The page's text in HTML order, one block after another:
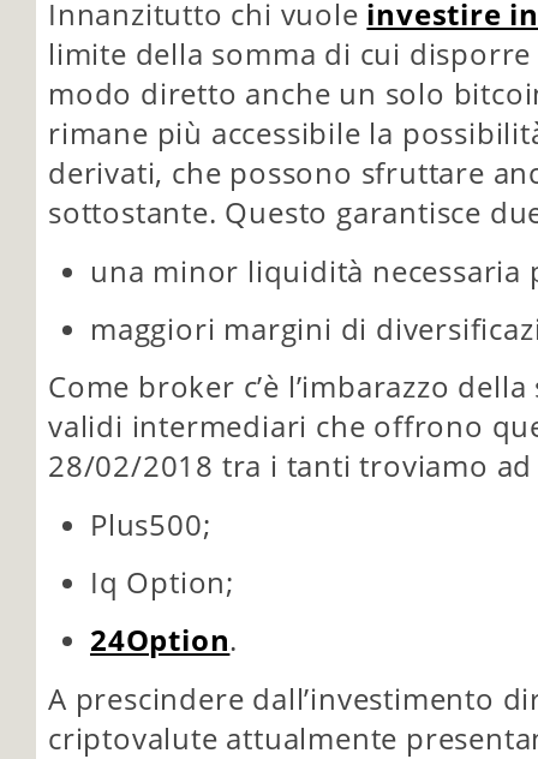
Innanzitutto chi vuole investire in
limite della somma di cui
modo diretto anche un solo
rimane più accessibile la
derivati, che possono sfruttare
sottostante. Questo garantisce
una minor liquidità necessaria
maggiori margini di
Come broker c’è l’imbarazzo
validi intermediari che offrono
28/02/2018 tra i tanti troviamo ad
Plus500;
Iq Option;
24Option.
A prescindere dall’investimento
criptovalute attualmente